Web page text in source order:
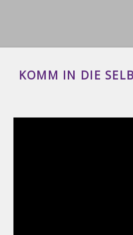
KOMM IN DIE